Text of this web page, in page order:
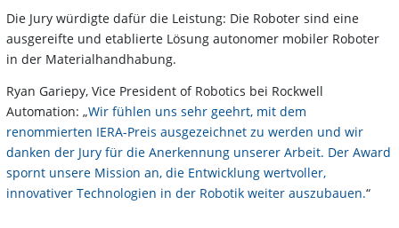
Die Jury würdigte dafür die Leistung: Die Roboter sind eine
ausgereifte und etablierte Lösung autonomer mobiler Roboter
in der Materialhandhabung.
Ryan Gariepy, Vice President of Robotics bei Rockwell
Automation: „Wir fühlen uns sehr geehrt, mit dem
renommierten IERA-Preis ausgezeichnet zu werden und wir
danken der Jury für die Anerkennung unserer Arbeit. Der Award
spornt unsere Mission an, die Entwicklung wertvoller,
innovativer Technologien in der Robotik weiter auszubauen.“